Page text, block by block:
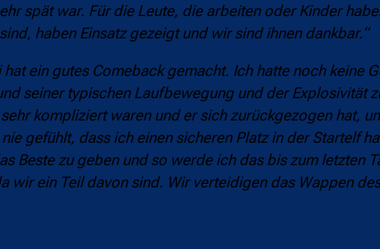
spät war. Für die Leute, die arbeiten oder Kinder
haben Einsatz gezeigt und wir sind ihnen dankbar.“
hat ein gutes Comeback gemacht. Ich hatte noch keine
seiner typischen Laufbewegung und der Explosivität
kompliziert waren und er sich zurückgezogen hat,
gefühlt, dass ich einen sicheren Platz in der Startelf
Beste zu geben und so werde ich das bis zum letzten
wir ein Teil davon sind. Wir verteidigen das Wappen